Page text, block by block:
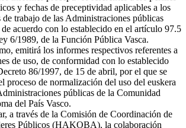
y fechas de preceptividad aplicables a los
de trabajo de las Administraciones públicas
de acuerdo con lo establecido en el artículo 97.5
6/1989, de la Función Pública Vasca.
emitirá los informes respectivos referentes a
de uso, de conformidad con lo establecido
86/1997, de 15 de abril, por el que se
proceso de normalización del uso del euskera
públicas de la Comunidad
del País Vasco.
a través de la Comisión de Coordinación de
Públicos (HAKOBA), la colaboración